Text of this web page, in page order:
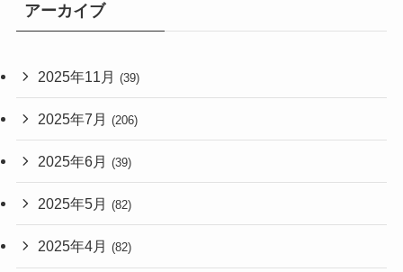
アーカイブ
2025年11月 (39)
2025年7月 (206)
2025年6月 (39)
2025年5月 (82)
2025年4月 (82)